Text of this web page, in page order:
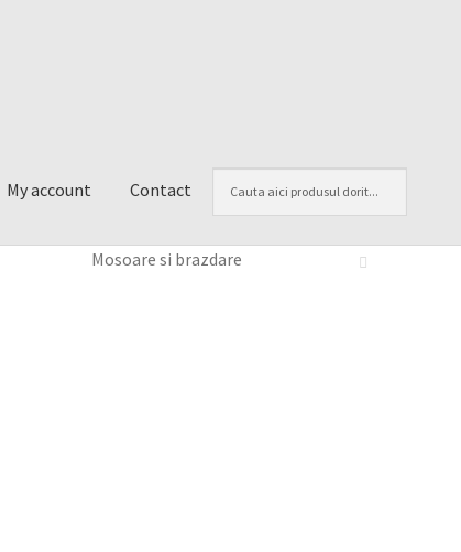
My account Contact
Mosoare si brazdare